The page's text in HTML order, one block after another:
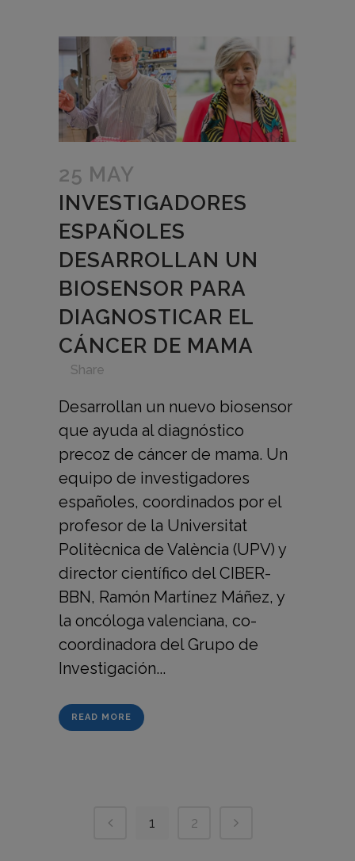
25 MAY
INVESTIGADORES
ESPAÑOLES
DESARROLLAN UN
BIOSENSOR PARA
DIAGNOSTICAR EL
CÁNCER DE MAMA
Share
Desarrollan un nuevo biosensor
que ayuda al diagnóstico
precoz de cáncer de mama. Un
equipo de investigadores
españoles, coordinados por el
profesor de la Universitat
Politècnica de València (UPV) y
director científico del CIBER-
BBN, Ramón Martínez Máñez, y
la oncóloga valenciana, co-
coordinadora del Grupo de
Investigación...
READ MORE
1 2